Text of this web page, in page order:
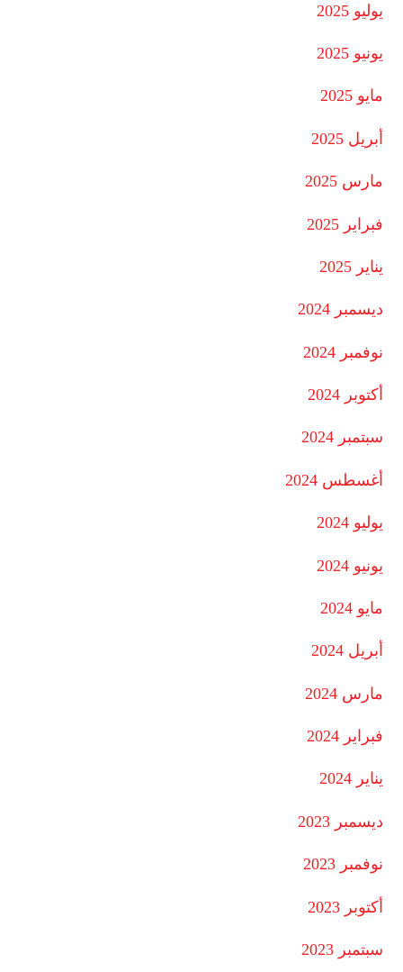
يوليو 2025
يونيو 2025
مايو 2025
أبريل 2025
مارس 2025
فبراير 2025
يناير 2025
ديسمبر 2024
نوفمبر 2024
أكتوبر 2024
سبتمبر 2024
أغسطس 2024
يوليو 2024
يونيو 2024
مايو 2024
أبريل 2024
مارس 2024
فبراير 2024
يناير 2024
ديسمبر 2023
نوفمبر 2023
أكتوبر 2023
سبتمبر 2023